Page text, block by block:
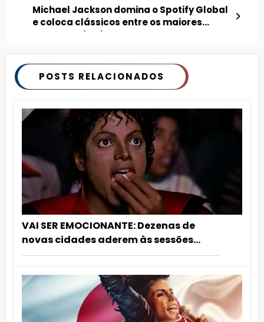
Michael Jackson domina o Spotify Global
e coloca clássicos entre os maiores
sucessos do planeta
POSTS RELACIONADOS
VAI SER EMOCIONANTE: Dezenas de
novas cidades aderem às sessões
especiais de aniversário do Rei do Pop.